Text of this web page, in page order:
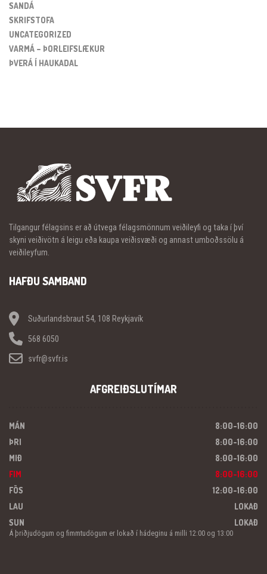
SANDÁ
SKRIFSTOFA
UNCATEGORIZED
VARMÁ – ÞORLEIFSLÆKUR
ÞVERÁ Í HAUKADAL
Tilgangur félagsins er að útvega félagsmönnum veiðileyfi og taka í því
skyni veiðivötn á leigu eða kaupa veiðisvæði og annast umboðssölu á
veiðileyfum.
HAFÐU SAMBAND
Suðurlandsbraut 54, 108 Reykjavík
568 6050
svfr@svfr.is
AFGREIÐSLUTÍMAR
MÁN
8:00-16:00
ÞRI
8:00-16:00
MIÐ
8:00-16:00
FIM
8:00-16:00
FÖS
12:00-16:00
LAU
LOKAÐ
SUN
LOKAÐ
Á þriðjudögum og fimmtudögum er lokað í hádeginu á milli 12:00 og 13:00